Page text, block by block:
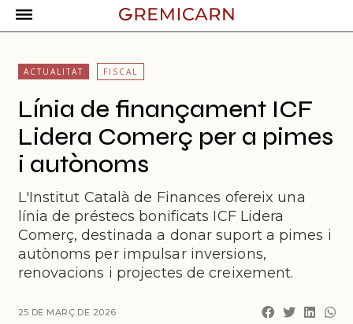
ACTUALITAT FISCAL
Línia de finançament ICF
Lidera Comerç per a pimes
i autònoms
L'Institut Català de Finances ofereix una
línia de préstecs bonificats ICF Lidera
Comerç, destinada a donar suport a pimes i
autònoms per impulsar inversions,
renovacions i projectes de creixement.